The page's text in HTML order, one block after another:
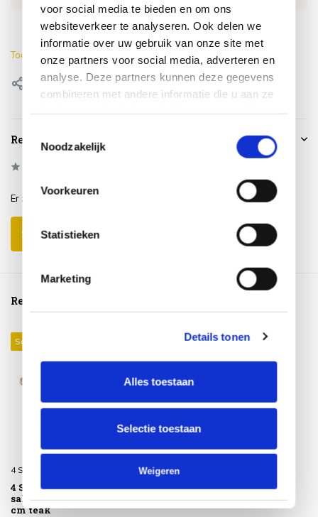
voor social media te bieden en om ons
websiteverkeer te analyseren. Ook delen we
informatie over uw gebruik van onze site met
onze partners voor social media, adverteren en
analyse. Deze partners kunnen deze gegevens
combineren met andere informatie die u aan ze
Noodzakelijk
Voorkeuren
Statistieken
Marketing
Details tonen
Alles toestaan
Selectie toestaan
Weigeren
Lengte 90 cm
Toon meer
Delen
Reviews
Er zijn nog geen reviews geschreven over dit product..
Schrijf je eigen review
Reeds bekeken
Sale 15%
4 Seasons Outdoor
4 Seasons Outdoor Zucca
salontafel 90 cm rond H30
cm teak